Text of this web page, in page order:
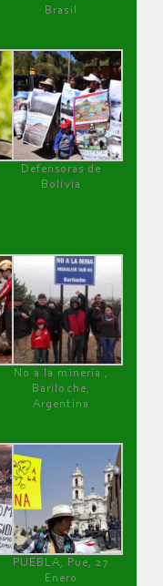
Brasil
Defensoras de
Bolivia
No a la minería ,
Bariloche,
Argentina
PUEBLA, Pue, 27
Enero